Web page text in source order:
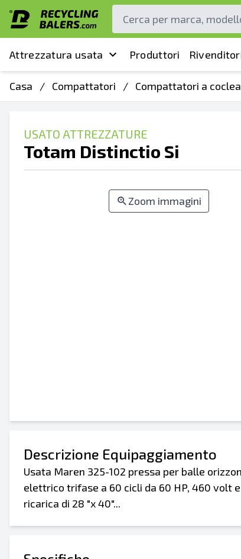
Attrezzatura usata Produttori
Casa / Compattatori / Compattatori a coclea
USATO ATTREZZATURE
Totam Distinctio Si
Zoom immagini
Descrizione Equipaggiamento
Usata Maren 325-102 pressa per balle
elettrico trifase a 60 cicli da 60 HP, 460 volt
ricarica di 28 "x 40"...